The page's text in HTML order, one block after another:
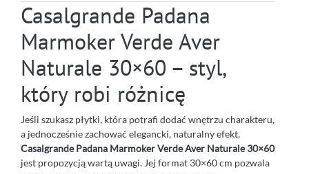
Casalgrande Padana
Marmoker Verde Aver
Naturale 30×60 – styl,
który robi różnicę
Jeśli szukasz płytki, która potrafi dodać wnętrzu charakteru,
a jednocześnie zachować elegancki, naturalny efekt,
Casalgrande Padana Marmoker Verde Aver Naturale 30×60
jest propozycją wartą uwagi. Jej format 30×60 cm pozwala